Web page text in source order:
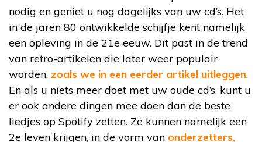
nodig en geniet u nog dagelijks van uw cd’s. Het
in de jaren 80 ontwikkelde schijfje kent namelijk
een opleving in de 21e eeuw. Dit past in de trend
van retro-artikelen die later weer populair
worden, zoals we in een eerder artikel uitleggen.
En als u niets meer doet met uw oude cd’s, kunt u
er ook andere dingen mee doen dan de beste
liedjes op Spotify zetten. Ze kunnen namelijk een
2e leven krijgen, in de vorm van onderzetters,